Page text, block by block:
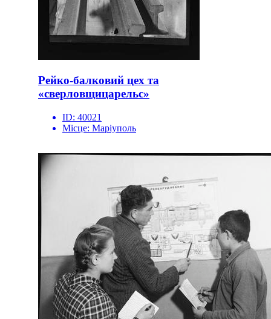
Рейко-балковий цех та
«сверловщицарельс»
ID: 40021
Місце: Маріуполь